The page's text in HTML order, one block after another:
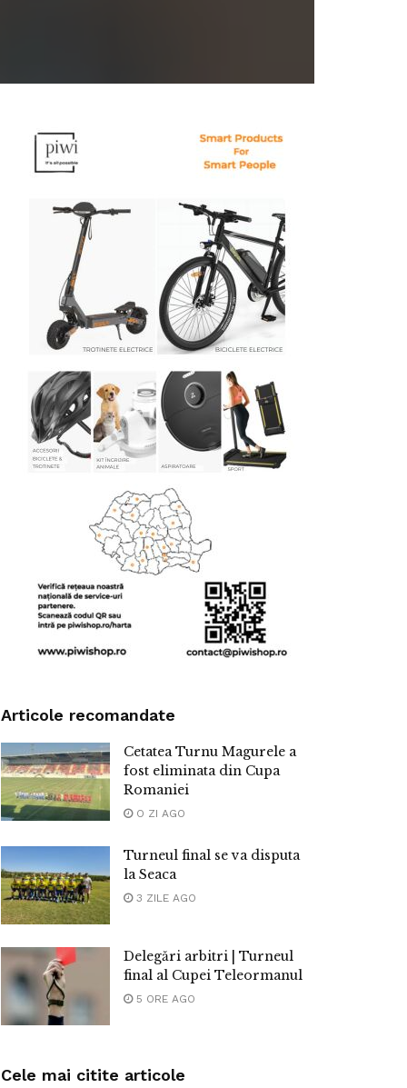
Articole recomandate
Cetatea Turnu Magurele a
fost eliminata din Cupa
Romaniei
O ZI AGO
Turneul final se va disputa
la Seaca
3 ZILE AGO
Delegări arbitri | Turneul
final al Cupei Teleormanul
5 ORE AGO
Cele mai citite articole